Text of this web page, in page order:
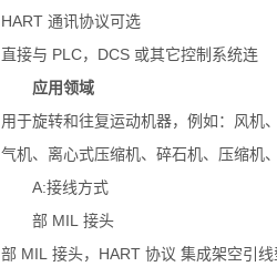
HART 通讯协议可选
直接与 PLC，DCS 或其它控制系统连
应用领域
用于旋转和往复运动机器，例如：风机
气机、离心式压缩机、碎石机、压缩机
A:接线方式
部 MIL 接头
部 MIL 接头，HART 协议 集成架空引